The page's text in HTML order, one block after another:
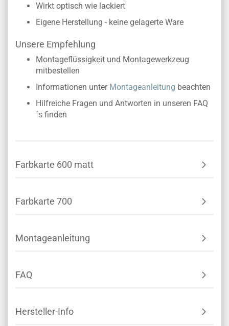
Wirkt optisch wie lackiert
Eigene Herstellung - keine gelagerte Ware
Unsere Empfehlung
Montageflüssigkeit und Montagewerkzeug
mitbestellen
Informationen unter Montageanleitung beachten
Hilfreiche Fragen und Antworten in unseren FAQ
´s finden
Farbkarte 600 matt
Farbkarte 700
Montageanleitung
FAQ
Hersteller-Info